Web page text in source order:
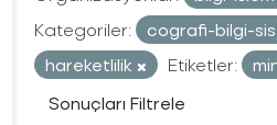
Kategoriler:
cografi-bilgi-
hareketlilik
Etiketler:
Sonuçları Filtrele